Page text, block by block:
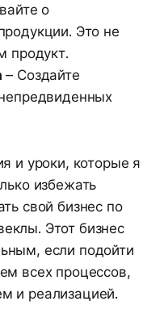
о
Это не
продукт.
– Создайте
и уроки, которые я
избежать
свой бизнес по
Этот бизнес
если подойти
всех процессов,
и реализацией.